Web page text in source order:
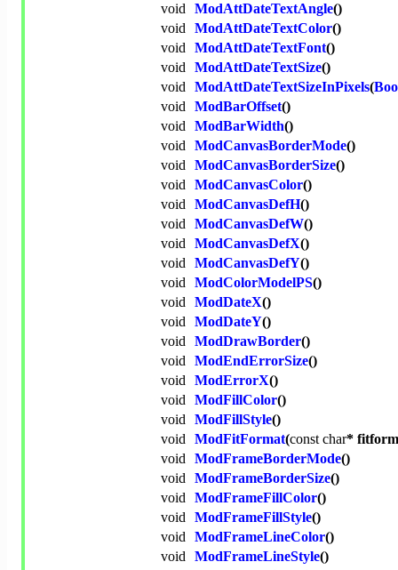
void ModAttDateTextAngle()
void ModAttDateTextColor()
void ModAttDateTextFont()
void ModAttDateTextSize()
void ModAttDateTextSizeInPixels(
void ModBarOffset()
void ModBarWidth()
void ModCanvasBorderMode()
void ModCanvasBorderSize()
void ModCanvasColor()
void ModCanvasDefH()
void ModCanvasDefW()
void ModCanvasDefX()
void ModCanvasDefY()
void ModColorModelPS()
void ModDateX()
void ModDateY()
void ModDrawBorder()
void ModEndErrorSize()
void ModErrorX()
void ModFillColor()
void ModFillStyle()
void ModFitFormat(const char*
void ModFrameBorderMode()
void ModFrameBorderSize()
void ModFrameFillColor()
void ModFrameFillStyle()
void ModFrameLineColor()
void ModFrameLineStyle()